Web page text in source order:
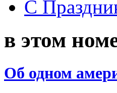
С
в этом
Об одном